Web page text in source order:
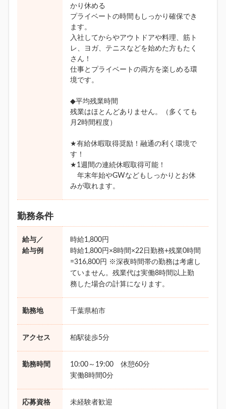
かり休める
プライベートの時間もしっかり確保でき
ます。
入社してからやアウトドアや料理、筋ト
レ、ヨガ、テニスなどを始めた方もたく
さん！
仕事とプライベートの両方を楽しめる環
境です。
◆平均残業時間
残業はほとんどありません。（多くても
月2時間程度）
★有給休暇取得奨励！融通の利く環境で
す！
★1週間の連続休暇取得可能！
年末年始やGWなどもしっかりとお休
みが取れます。
勤務条件
給与／
給与例
時給1,800円
時給1,800円×8時間×22日勤務+残業0時間
=316,800円 ※深夜時間帯の勤務は考慮し
ていません。残業代は実働8時間以上勤
務した場合の計算になります。
勤務地 千葉県柏市
アクセス 柏駅徒歩5分
勤務時間
10:00～19:00 休憩60分
実働8時間0分
応募資格 未経験者歓迎